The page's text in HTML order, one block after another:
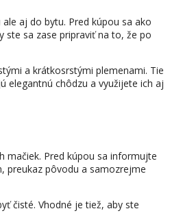
aj do bytu. Pred kúpou sa ako
ste sa zase pripraviť na to, že po
a krátkosrstými plemenami. Tie
elegantnú chôdzu a využijete ich aj
mačiek. Pred kúpou sa informujte
preukaz pôvodu a samozrejme
čisté. Vhodné je tiež, aby ste